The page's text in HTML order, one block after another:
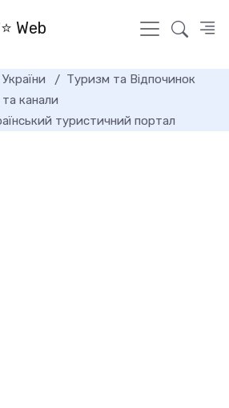
Web
Туризм та Відпочинок
канали
туристичний портал